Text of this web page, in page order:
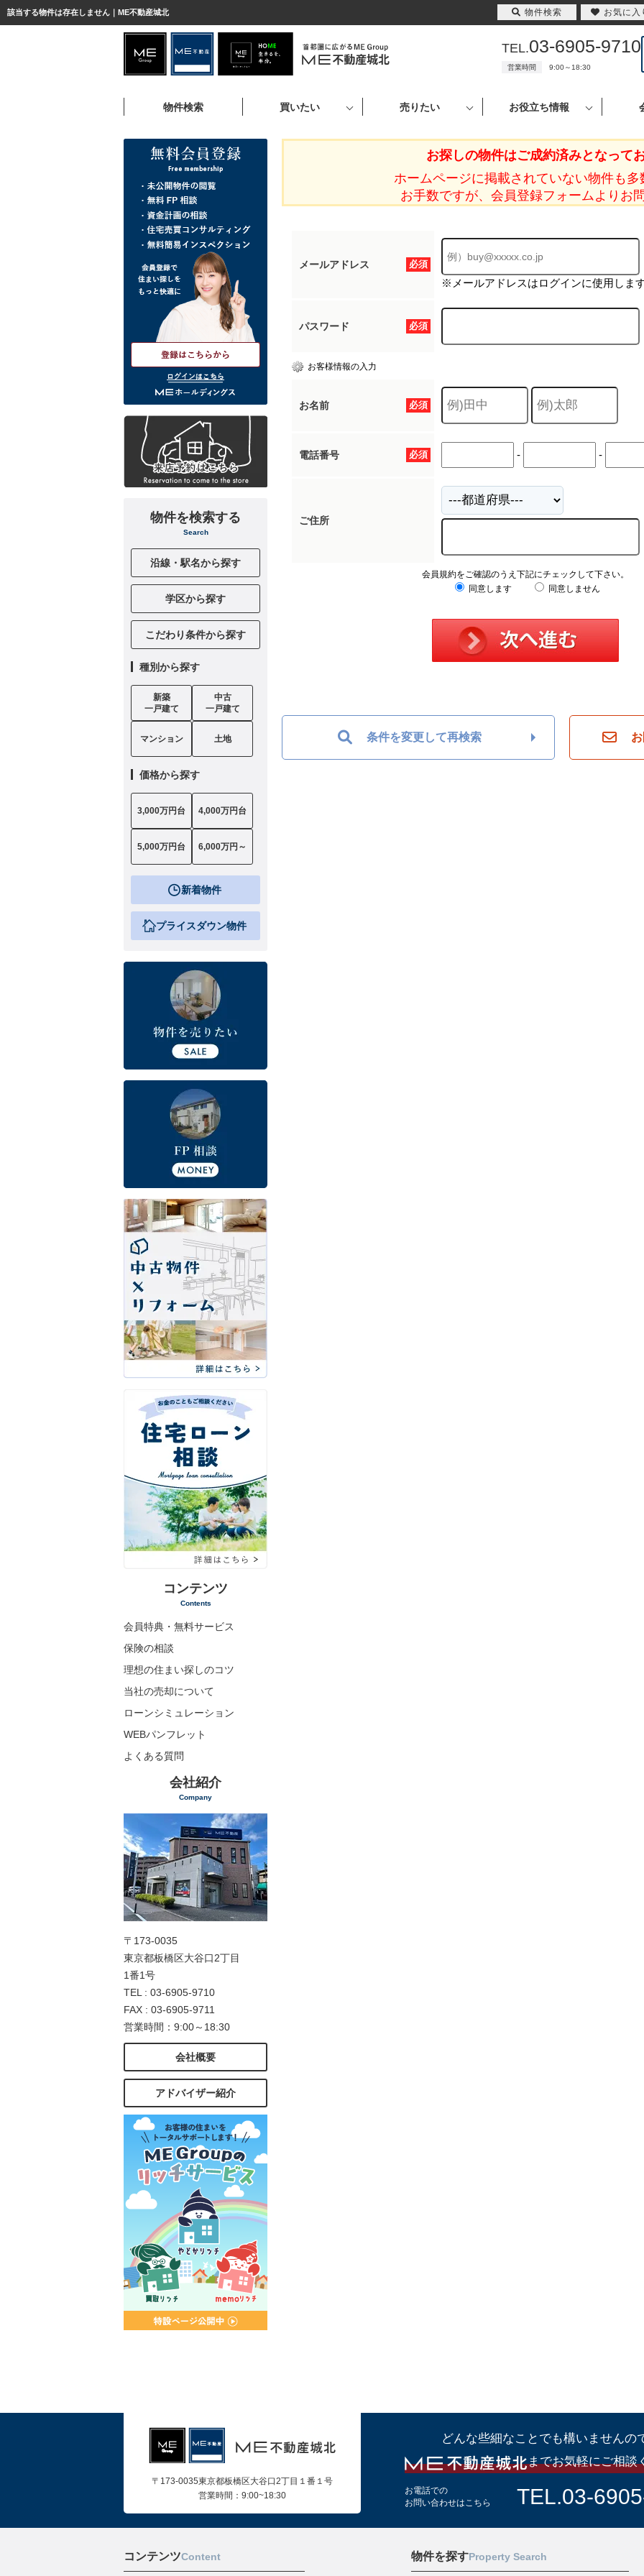
該当する物件は存在しません｜ME不動産城北
TEL.03-6905-9710
営業時間 9:00～18:30
物件検索 買いたい 売りたい お役立ち情報
お探しの物件はご成約済みとなってお
ホームページに掲載されていない物件も多
お手数ですが、会員登録フォームよりお
必須
メールアドレス
※メールアドレスはログインに使用します
必須
パスワード
お客様情報の入力
必須
お名前
必須
電話番号 - -
ご住所
会員規約をご確認のうえ下記にチェックして下さい。
同意します
同意しません
条件を変更して再検索
ログインはこちら
物件を検索する
Search
沿線・駅名から探す
学区から探す
こだわり条件から探す
種別から探す
新築
一戸建て
中古
一戸建て
マンション 土地
価格から探す
3,000万円台 4,000万円台
5,000万円台 6,000万円～
新着物件
プライスダウン物件
コンテンツ
Contents
会員特典・無料サービス
保険の相談
理想の住まい探しのコツ
当社の売却について
ローンシミュレーション
WEBパンフレット
よくある質問
会社紹介
Company
〒173-0035
東京都板橋区大谷口2丁目
1番1号
TEL : 03-6905-9710
FAX : 03-6905-9711
営業時間：9:00～18:30
会社概要
アドバイザー紹介
〒173-0035東京都板橋区大谷口2丁目１番１号
営業時間：9:00~18:30
どんな些細なことでも構いませんの
までお気軽にご相談
お電話での
お問い合わせはこちら
TEL.03-
コンテンツContent 物件を探すProperty Search
物件検索 お気に入